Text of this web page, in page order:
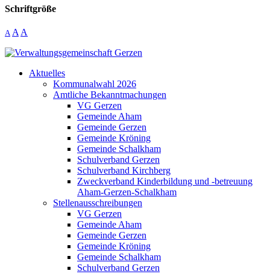
Schriftgröße
A A A
Aktuelles
Kommunalwahl 2026
Amtliche Bekanntmachungen
VG Gerzen
Gemeinde Aham
Gemeinde Gerzen
Gemeinde Kröning
Gemeinde Schalkham
Schulverband Gerzen
Schulverband Kirchberg
Zweckverband Kinderbildung und -betreuung
Aham-Gerzen-Schalkham
Stellenausschreibungen
VG Gerzen
Gemeinde Aham
Gemeinde Gerzen
Gemeinde Kröning
Gemeinde Schalkham
Schulverband Gerzen